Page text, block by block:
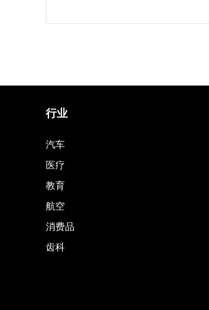
行业
汽车
医疗
教育
航空
消费品
齿科